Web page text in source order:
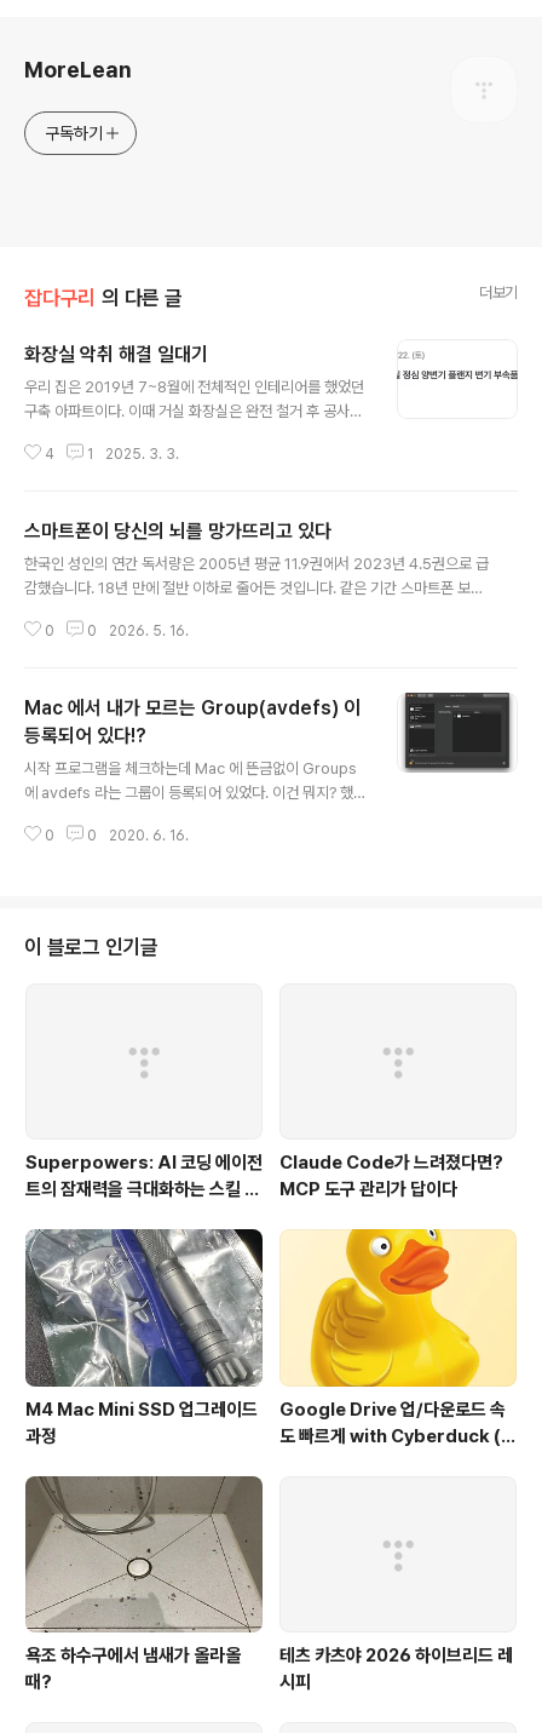
MoreLean
구독하기
잡다구리 의 다른 글 더보기
화장실 악취 해결 일대기
우리 집은 2019년 7~8월에 전체적인 인테리어를 했었던
구축 아파트이다. 이때 거실 화장실은 완전 철거 후 공사를
했었던 것으로 기억한다. 화장실 업체에게 타일을 전체적
해서도 있고, 믿고 맡기고 싶은 업체는 너무 고가라 이때 당
시 업체를 직접 다 섭외해서 진행했었다. 아무튼 그렇게 진
행했었고, 인테리어에서 일정이 여유로워야 제대로 된 인
일정을 잡아서 진행했었다. 이중 타일 및 화장실 일정은 총
4 1 2025. 3. 3.
스마트폰이 당신의 뇌를 망가뜨리고 있다
한국인 성인의 연간 독서량은 2005년 평균 11.9권에서 2023년 4.5권으로 급
감했습니다. 18년 만에 절반 이하로 줄어든 것입니다. 같은 기간 스마트폰 보급
화체육관광부의 국민독서실태조사에 따르면, 성인의 독서를 방해하는 가장 큰
것입니다. 스마트폰은 단순히 독서 시간을 빼앗는 것을 넘어, 뇌 자체를 '긴 글을
읽기 어려운 상태'로 바꾸어가고 있습니다.유튜브 쇼츠·릴스·틱톡은 평균 15~3
0초마다 새 영상으로 전환됩니다. 이 과정에서 뇌는 매번 소량의 도파민을 분비
합니다..
0 0 2026. 5. 16.
Mac 에서 내가 모르는 Group(avdefs) 이
등록되어 있다!?
시작 프로그램을 체크하는데 Mac 에 뜬금없이 Groups
에 avdefs 라는 그룹이 등록되어 있었다. 이건 뭐지? 했는
미 없어 보이는데 했었는데.. 검색해보니 Synmatec Anti
0 0 2020. 6. 16.
이 블로그 인기글
Superpowers: AI 코딩 에이전
트의 잠재력을 극대화하는 스킬 프
Claude Code가 느려졌다면?
MCP 도구 관리가 답이다
M4 Mac Mini SSD 업그레이드
과정
Google Drive 업/다운로드 속
도 빠르게 with Cyberduck (구
욕조 하수구에서 냄새가 올라올
때?
테츠 카츠야 2026 하이브리드 레
시피